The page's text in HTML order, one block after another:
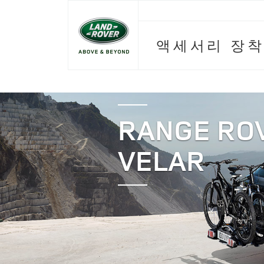
액세서리 장
RANGE
VELAR